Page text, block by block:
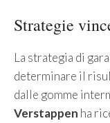
Strategie
La strategia di
determinare il
dalle gomme
Verstappen ha